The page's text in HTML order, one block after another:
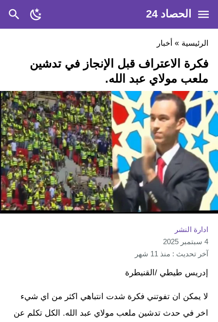
الحصاد 24
الرئيسية » أخبار
فكرة الاعتراف قبل الإنجاز في تدشين
ملعب مولاي عبد الله.
ادارة النشر
4 سبتمبر 2025
آخر تحديث : منذ 11 شهر
إدريس طيطي /القنيطرة
لا يمكن ان تفوتني فكرة شدت انتباهي اكثر من اي شيء
اخر في حدث تدشين ملعب مولاي عبد الله. الكل تكلم عن